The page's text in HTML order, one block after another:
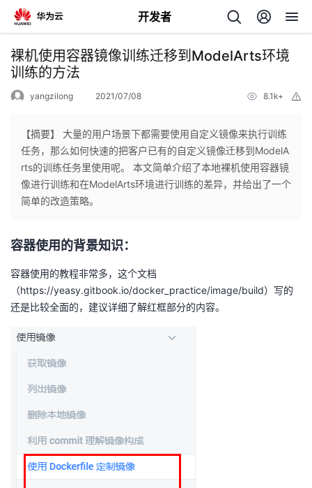
开发者
返
回
个
人
主
页
我
的
开
发
者
我
博
客
的
论
我
的
我
裸机使用容器镜像训练迁移到ModelArts环境
训练的方法
yangzilong 2021/07/08 8.1k+
【摘要】 大量的用户场景下都需要使用自定义镜像来执行训练
任务，那么如何快速的把客户已有的自定义镜像迁移到ModelA
rts的训练任务里使用呢。 本文简单介绍了本地裸机使用容器镜
像进行训练和在ModelArts环境进行训练的差异，并给出了一个
简单的改造策略。
容器使用的背景知识：
容器使用的教程非常多，这个文档
（https://yeasy.gitbook.io/docker_practice/image/build）写的
还是比较全面的，建议详细了解红框部分的内容。